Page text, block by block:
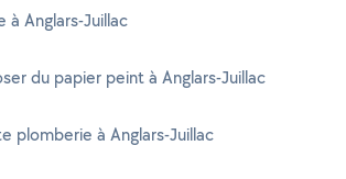
à Anglars-Juillac
du papier peint à Anglars-Juillac
plomberie à Anglars-Juillac